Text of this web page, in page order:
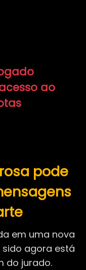
ao
pode
em uma nova
agora está
do jurado.